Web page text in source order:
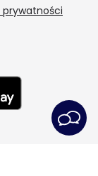
prywatności